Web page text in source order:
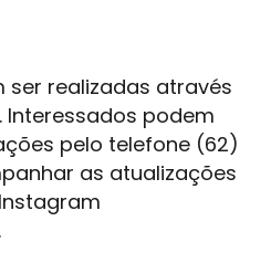
ser realizadas através
podem
pelo telefone (62)
as atualizações